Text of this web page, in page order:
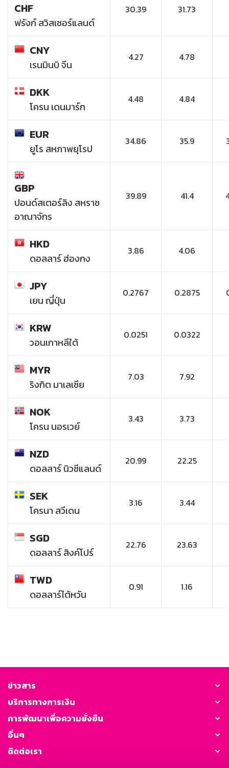
CHF
ฟรังก์ สวิสเซอร์แลนด์
30.39 31.73
CNY
เรนมินบิ จีน
4.27 4.78
DKK
โครน เดนมาร์ก
4.48 4.84
EUR
ยูโร สหภาพยุโรป
34.86 35.9
GBP
ปอนด์สเตอร์ลิง สหราช
อาณาจักร
39.89 41.4
HKD
ดอลลาร์ ฮ่องกง
3.86 4.06
JPY
เยน ญี่ปุ่น
0.2767 0.2875
KRW
วอนเกาหลีใต้
0.0251 0.0322
MYR
ริงกิต มาเลเซีย
7.03 7.92
NOK
โครน นอรเวย์
3.43 3.73
NZD
ดอลลาร์ นิวซีแลนด์
20.99 22.25
SEK
โครนา สวีเดน
3.16 3.44
SGD
ดอลลาร์ สิงค์โปร์
22.76 23.63
TWD
ดอลลาร์ไต้หวัน
0.91 1.16
ข่าวสาร
บริการทางการเงิน
การพัฒนาเพื่อความยั่งยืน
อื่นๆ
ติดต่อเรา